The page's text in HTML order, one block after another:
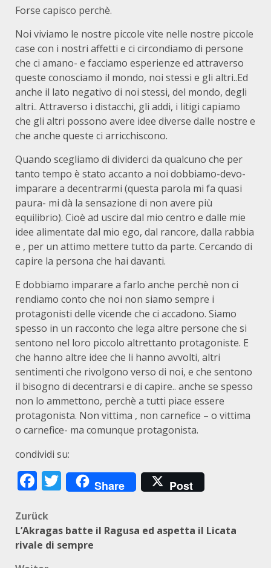
Forse capisco perchè.
Noi viviamo le nostre piccole vite nelle nostre piccole
case con i nostri affetti e ci circondiamo di persone
che ci amano- e facciamo esperienze ed attraverso
queste conosciamo il mondo, noi stessi e gli altri..Ed
anche il lato negativo di noi stessi, del mondo, degli
altri.. Attraverso i distacchi, gli addi, i litigi capiamo
che gli altri possono avere idee diverse dalle nostre e
che anche queste ci arricchiscono.
Quando scegliamo di dividerci da qualcuno che per
tanto tempo è stato accanto a noi dobbiamo-devo-
imparare a decentrarmi (questa parola mi fa quasi
paura- mi dà la sensazione di non avere più
equilibrio). Cioè ad uscire dal mio centro e dalle mie
idee alimentate dal mio ego, dal rancore, dalla rabbia
e , per un attimo mettere tutto da parte. Cercando di
capire la persona che hai davanti.
E dobbiamo imparare a farlo anche perchè non ci
rendiamo conto che noi non siamo sempre i
protagonisti delle vicende che ci accadono. Siamo
spesso in un racconto che lega altre persone che si
sentono nel loro piccolo altrettanto protagoniste. E
che hanno altre idee che li hanno avvolti, altri
sentimenti che rivolgono verso di noi, e che sentono
il bisogno di decentrarsi e di capire.. anche se spesso
non lo ammettono, perchè a tutti piace essere
protagonista. Non vittima , non carnefice – o vittima
o carnefice- ma comunque protagonista.
condividi su:
Facebook
Twitter
Share Post
Beitragsnavigation
Zurück
L’Akragas batte il Ragusa ed aspetta il Licata
rivale di sempre